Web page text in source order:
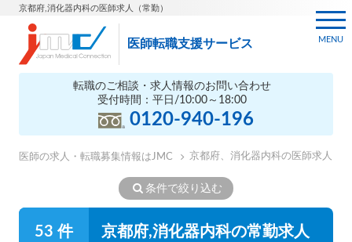
京都府,消化器内科の医師求人（常勤）
医師転職支援サービス
転職のご相談・求人情報のお問い合わせ
受付時間：平日/10:00～18:00
0120-940-196
MENU
医師の求人・転職募集情報はJMC 京都府、消化器内科の医師求人
条件で絞り込む
53 件 京都府,消化器内科の常勤求人